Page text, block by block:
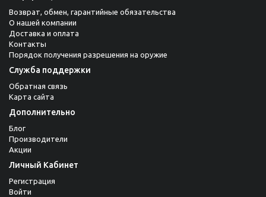
Возврат, обмен, гарантийные обязательства
О нашей компании
Доставка и оплата
Контакты
Порядок получения разрешения на оружие
Служба поддержки
Обратная связь
Карта сайта
Дополнительно
Блог
Производители
Акции
Личный Кабинет
Регистрация
Войти